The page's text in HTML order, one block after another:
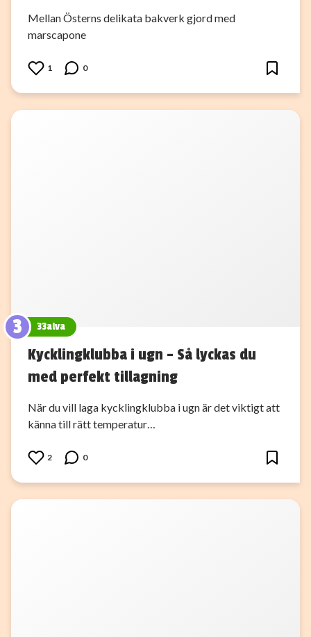
Mellan Österns delikata bakverk gjord med
marscapone
1 0
3 33alva
Kycklingklubba i ugn – Så lyckas du
med perfekt tillagning
När du vill laga kycklingklubba i ugn är det viktigt att
känna till rätt temperatur…
2 0